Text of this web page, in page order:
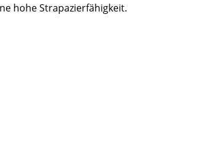
hohe Strapazierfähigkeit.